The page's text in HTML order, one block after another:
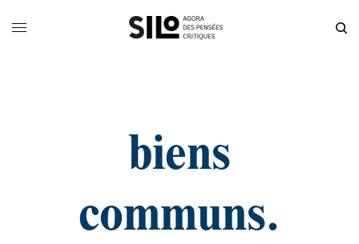
biens
communs.